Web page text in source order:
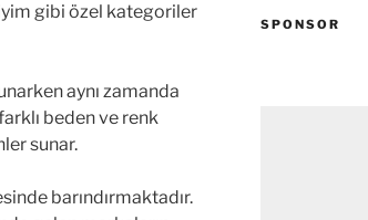
gibi özel kategoriler
aynı zamanda
beden ve renk
sunar.
barındırmaktadır.
SPONSOR